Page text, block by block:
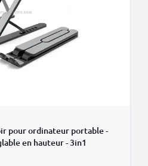
pour ordinateur portable -
en hauteur - 3in1
une utilisation partout